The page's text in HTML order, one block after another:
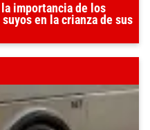
importancia de los
en la crianza de sus